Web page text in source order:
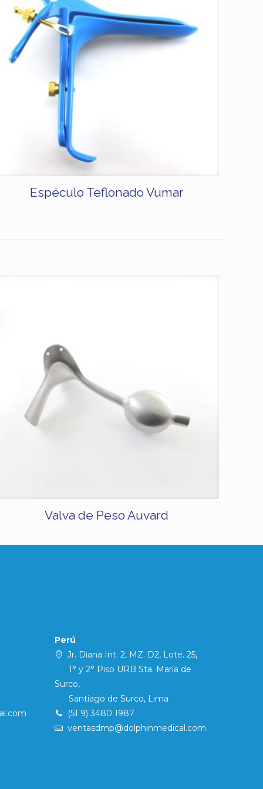
Espéculo Teflonado Vumar
Valva de Peso Auvard
Perú
Jr. Diana Int. 2, MZ. D2, Lote. 25,
1° y 2° Piso URB Sta. María de
Surco,
Santiago de Surco, Lima
(51 9) 3480 1987
ventasdmp@dolphinmedical.com